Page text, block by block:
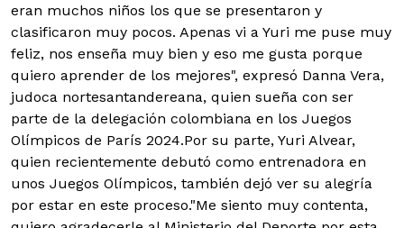
eran muchos niños los que se presentaron y
clasificaron muy pocos. Apenas vi a Yuri me puse muy
feliz, nos enseña muy bien y eso me gusta porque
quiero aprender de los mejores", expresó Danna Vera,
judoca nortesantandereana, quien sueña con ser
parte de la delegación colombiana en los Juegos
Olímpicos de París 2024.Por su parte, Yuri Alvear,
quien recientemente debutó como entrenadora en
unos Juegos Olímpicos, también dejó ver su alegría
por estar en este proceso."Me siento muy contenta,